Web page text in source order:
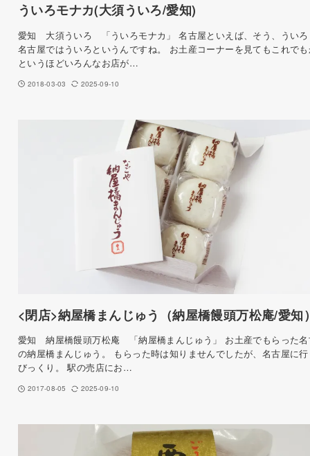
ういろモナカ(大須ういろ/愛知)
愛知 大須ういろ 「ういろモナカ」 名古屋といえば、そう、ういろ
名古屋ではういろというんですね。 お土産コーナーを見てもこれで
というほどいろんなお店が…
2018-03-03 2025-09-10
<閉店>納屋橋まんじゅう（納屋橋饅頭万松庵/愛知
愛知 納屋橋饅頭万松庵 「納屋橋まんじゅう」 お土産でもらった名
の納屋橋まんじゅう。 もらった時は知りませんでしたが、名古屋に
びっくり。 駅の売店にお…
2017-08-05 2025-09-10